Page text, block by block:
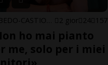
2 gior 24 157
ho mai pianto
me, solo per i miei